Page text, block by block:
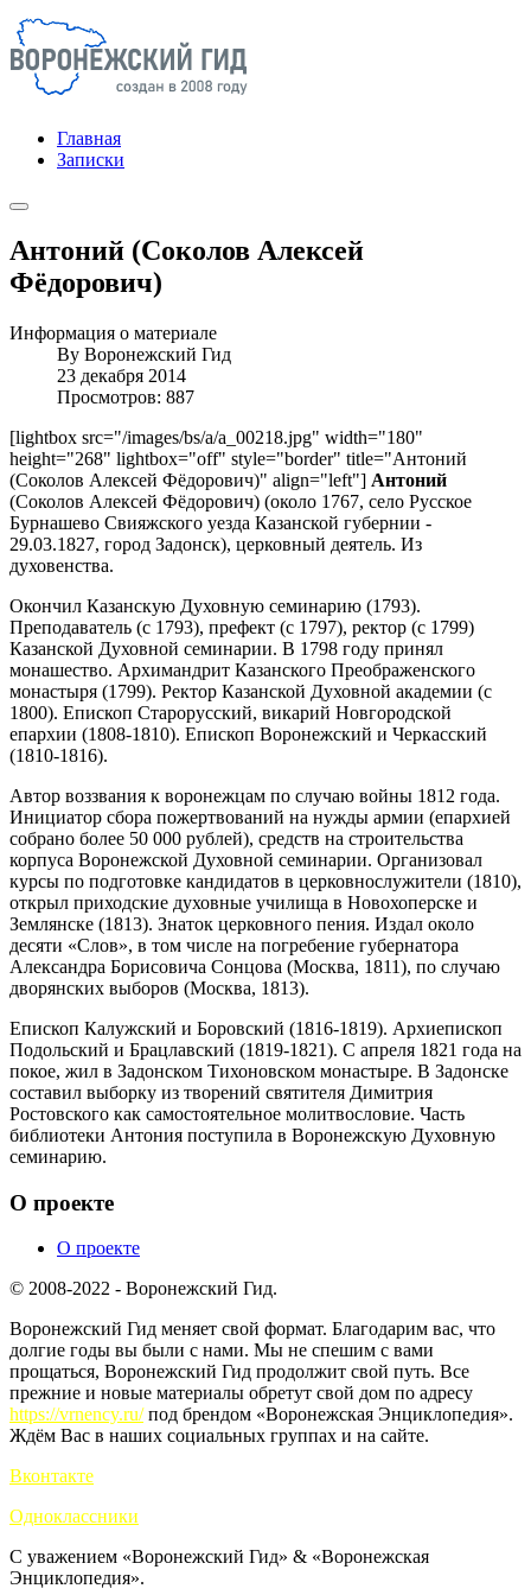
Главная
Записки
Антоний (Соколов Алексей
Фёдорович)
Информация о материале
By Воронежский Гид
23 декабря 2014
Просмотров: 887
[lightbox src="/images/bs/a/a_00218.jpg" width="180"
height="268" lightbox="off" style="border" title="Антоний
(Соколов Алексей Фёдорович)" align="left"] Антоний
(Соколов Алексей Фёдорович) (около 1767, село Русское
Бурнашево Свияжского уезда Казанской губернии -
29.03.1827, город Задонск), церковный деятель. Из
духовенства.
Окончил Казанскую Духовную семинарию (1793).
Преподаватель (с 1793), префект (с 1797), ректор (с 1799)
Казанской Духовной семинарии. В 1798 году принял
монашество. Архимандрит Казанского Преображенского
монастыря (1799). Ректор Казанской Духовной академии (с
1800). Епископ Старорусский, викарий Новгородской
епархии (1808-1810). Епископ Воронежский и Черкасский
(1810-1816).
Автор воззвания к воронежцам по случаю войны 1812 года.
Инициатор сбора пожертвований на нужды армии (епархией
собрано более 50 000 рублей), средств на строительства
корпуса Воронежской Духовной семинарии. Организовал
курсы по подготовке кандидатов в церковнослужители (1810),
открыл приходские духовные училища в Новохоперске и
Землянске (1813). Знаток церковного пения. Издал около
десяти «Слов», в том числе на погребение губернатора
Александра Борисовича Сонцова (Москва, 1811), по случаю
дворянских выборов (Москва, 1813).
Епископ Калужский и Боровский (1816-1819). Архиепископ
Подольский и Брацлавский (1819-1821). С апреля 1821 года на
покое, жил в Задонском Тихоновском монастыре. В Задонске
составил выборку из творений святителя Димитрия
Ростовского как самостоятельное молитвословие. Часть
библиотеки Антония поступила в Воронежскую Духовную
семинарию.
О проекте
О проекте
© 2008-2022 - Воронежский Гид.
Воронежский Гид меняет свой формат. Благодарим вас, что
долгие годы вы были с нами. Мы не спешим с вами
прощаться, Воронежский Гид продолжит свой путь. Все
прежние и новые материалы обретут свой дом по адресу
https://vrnency.ru/под брендом «Воронежская Энциклопедия».
Ждём Вас в наших социальных группах и на сайте.
Вконтакте
Одноклассники
С уважением «Воронежский Гид» & «Воронежская
Энциклопедия».